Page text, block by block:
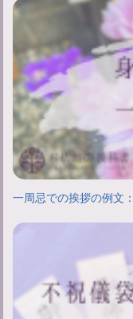
一周忌での挨拶の例文